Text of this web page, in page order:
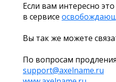
Если вам интересно
в сервисе
Вы так же можете
По вопросам
support@axelname.ru